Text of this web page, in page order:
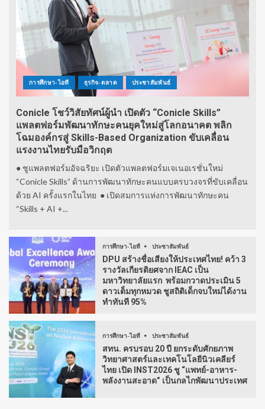
การศึกษา-ไอที ธุรกิจ-ตลาด ประชาสัมพันธ์
Conicle โชว์วิสัยทัศน์ผู้นำ เปิดตัว “Conicle Skills”
แพลตฟอร์มพัฒนาทักษะคนยุคใหม่สู่โลกอนาคต พลิก
โฉมองค์กรสู่ Skills-Based Organization ขับเคลื่อน
แรงงานไทยรับมือวิกฤต
● ชูแพลตฟอร์มอัจฉริยะ เปิดตัวแพลตฟอร์มเจเนอเรชั่นใหม่
“Conicle Skills” ด้านการพัฒนาทักษะคนแบบครบวงจรที่ขับเคลื่อน
ด้วย AI ครั้งแรกในไทย ● เปิดสมการแห่งการพัฒนาทักษะคน
“Skills + AI +...
การศึกษา-ไอที ประชาสัมพันธ์
DPU สร้างชื่อเสียงให้ประเทศไทย! คว้า 3
รางวัลเกียรติยศจาก IEAC เป็น
มหาวิทยาลัยแรก พร้อมกวาดประเมิน 5
ดาวเต็มทุกหมวด ชูสถิติเด็กจบใหม่ได้งาน
ทำทันที 95%
การศึกษา-ไอที ประชาสัมพันธ์
สทน. ครบรอบ 20 ปี ยกระดับศักยภาพ
วิทยาศาสตร์และเทคโนโลยีนิวเคลียร์
ไทย เปิด INST2026 ชู “แพทย์-อาหาร-
พลังงานสะอาด” เป็นกลไกพัฒนาประเทศ